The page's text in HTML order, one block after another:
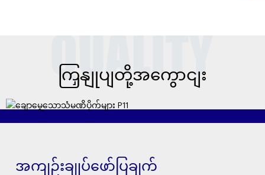
ကြှနျုပျတို့အကွောငျး
အကျဉ်းချုပ်ဖော်ပြချက်